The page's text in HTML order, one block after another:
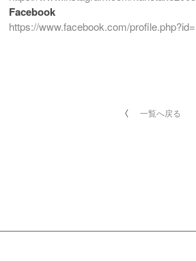
Facebook
https://www.facebook.com/
一覧へ戻る